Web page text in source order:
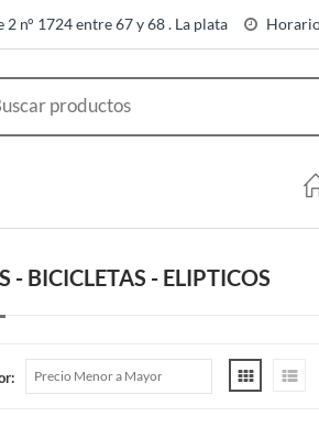
2 n° 1724 entre 67 y 68 . La plata
- BICICLETAS - ELIPTICOS